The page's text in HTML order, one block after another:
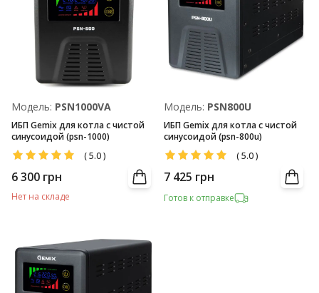
Модель: PSN1000VA
ИБП Gemix для котла с чистой
синусоидой (psn-1000)
(5.0)
6 300 грн
Нет на складе
Модель: PSN800U
ИБП Gemix для котла с чистой
синусоидой (psn-800u)
(5.0)
7 425 грн
Готов к отправке